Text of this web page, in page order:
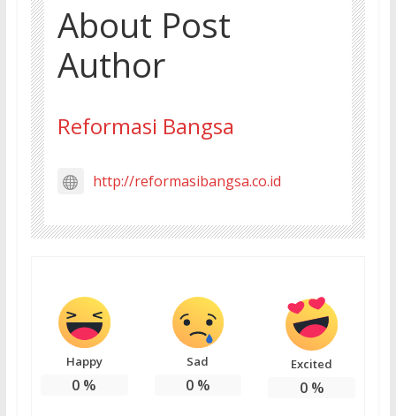
About Post
Author
Reformasi Bangsa
http://reformasibangsa.co.id
Happy
0 %
Sad
0%
Excited
0%